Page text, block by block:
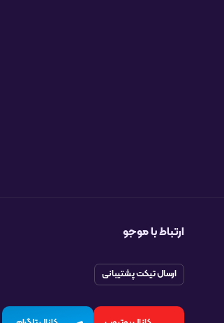
ارتباط با موجو
ارسال تیکت پشتیبانی